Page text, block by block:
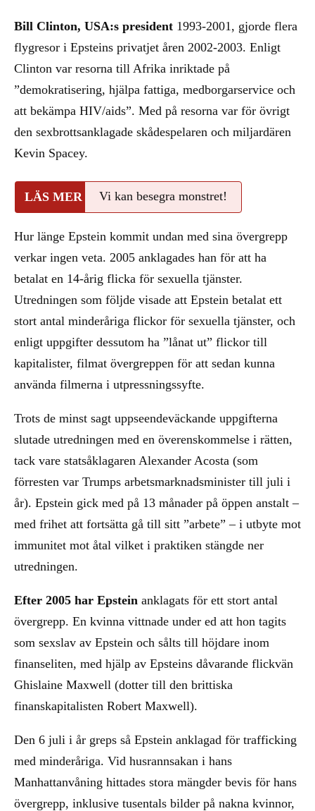
Bill Clinton, USA:s president 1993-2001, gjorde flera
flygresor i Epsteins privatjet åren 2002-2003. Enligt
Clinton var resorna till Afrika inriktade på
”demokratisering, hjälpa fattiga, medborgarservice och
att bekämpa HIV/aids”. Med på resorna var för övrigt
den sexbrottsanklagade skådespelaren och miljardären
Kevin Spacey.
Vi kan besegra monstret!
Hur länge Epstein kommit undan med sina övergrepp
verkar ingen veta. 2005 anklagades han för att ha
betalat en 14-årig flicka för sexuella tjänster.
Utredningen som följde visade att Epstein betalat ett
stort antal minderåriga flickor för sexuella tjänster, och
enligt uppgifter dessutom ha ”lånat ut” flickor till
kapitalister, filmat övergreppen för att sedan kunna
använda filmerna i utpressningssyfte.
Trots de minst sagt uppseendeväckande uppgifterna
slutade utredningen med en överenskommelse i rätten,
tack vare statsåklagaren Alexander Acosta (som
förresten var Trumps arbetsmarknadsminister till juli i
år). Epstein gick med på 13 månader på öppen anstalt –
med frihet att fortsätta gå till sitt ”arbete” – i utbyte mot
immunitet mot åtal vilket i praktiken stängde ner
utredningen.
Efter 2005 har Epstein anklagats för ett stort antal
övergrepp. En kvinna vittnade under ed att hon tagits
som sexslav av Epstein och sålts till höjdare inom
finanseliten, med hjälp av Epsteins dåvarande flickvän
Ghislaine Maxwell (dotter till den brittiska
finanskapitalisten Robert Maxwell).
Den 6 juli i år greps så Epstein anklagad för trafficking
med minderåriga. Vid husrannsakan i hans
Manhattanvåning hittades stora mängder bevis för hans
övergrepp, inklusive tusentals bilder på nakna kvinnor,